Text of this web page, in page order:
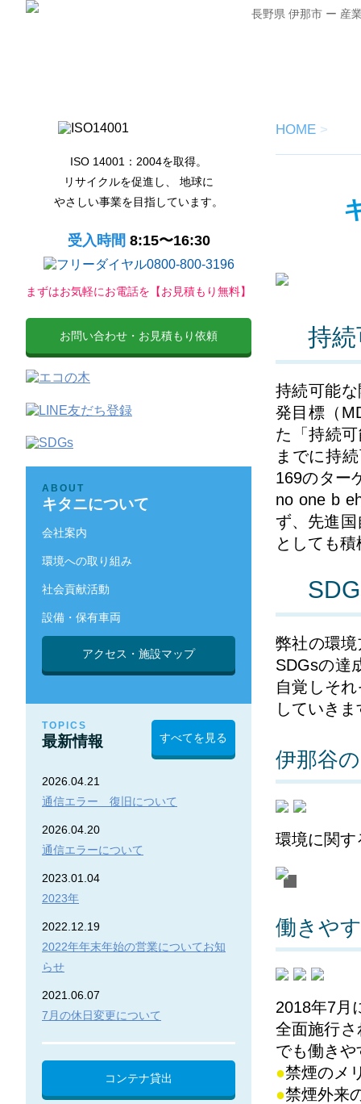
長野県 伊那市 ー 産
HOME >
持
持続可能
発目標（
た「持続
までに持
169のター
no one b
ず、先進
としても
弊社の環
SDGsの達
自覚しそ
していきま
伊那谷
環境に関す
働きや
2018年7月
全面施行
でも働き
●禁煙のメ
●禁煙外
ISO 14001：2004を取得。
リサイクルを促進し、 地球に
やさしい事業を目指しています。
受入時間 8:15〜16:30
まずはお気軽にお電話を【お見積もり無料】
お問い合わせ・お見積もり依頼
ABOUT
キタニについて
会社案内
環境への取り組み
社会貢献活動
設備・保有車両
アクセス・施設マップ
TOPICS
最新情報 すべてを見る
2026.04.21
通信エラー 復旧について
2026.04.20
通信エラーについて
2023.01.04
2023年
2022.12.19
2022年年末年始の営業についてお知
らせ
2021.06.07
7月の休日変更について
コンテナ貸出